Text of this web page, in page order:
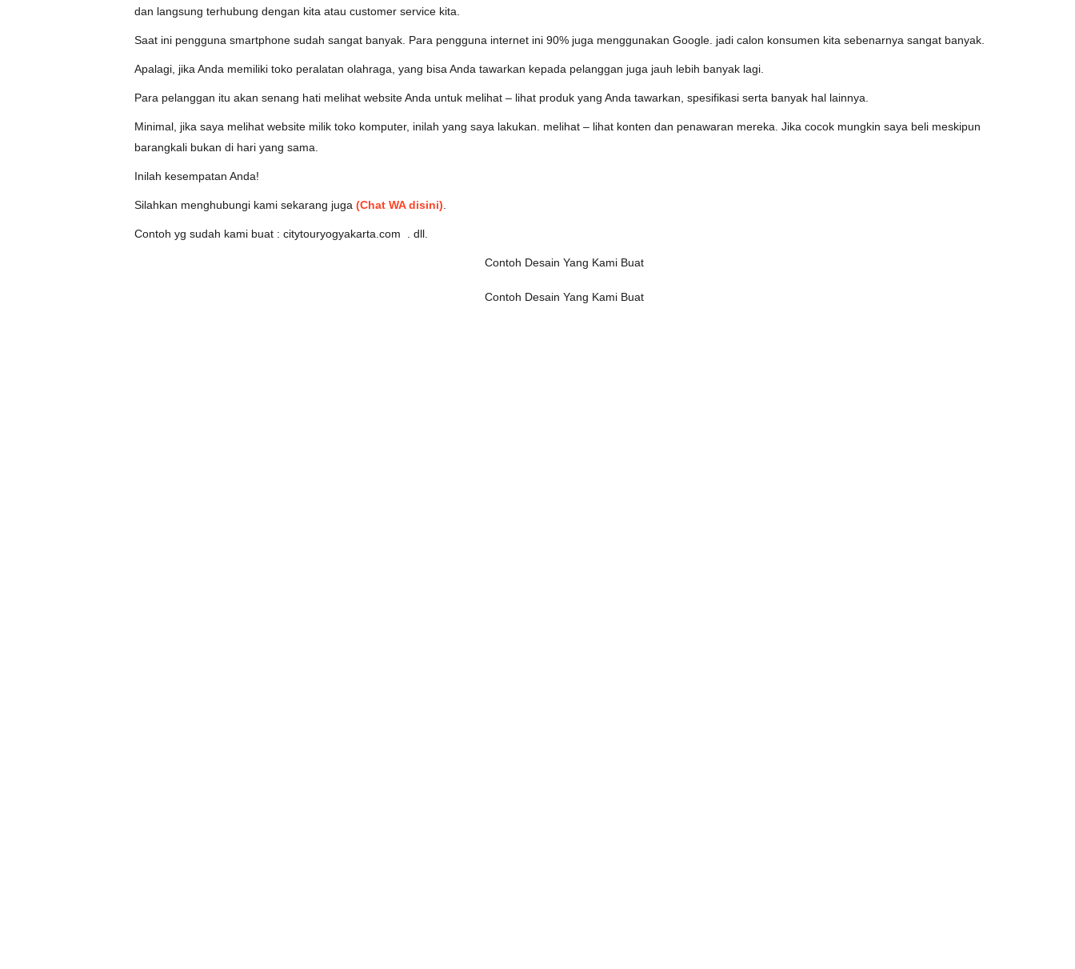
dan langsung terhubung dengan kita atau customer service kita.
Saat ini pengguna smartphone sudah sangat banyak. Para pengguna internet ini 90% juga menggunakan Google. jadi calon konsumen kita sebenarnya sangat banyak.
Apalagi, jika Anda memiliki toko peralatan olahraga, yang bisa Anda tawarkan kepada pelanggan juga jauh lebih banyak lagi.
Para pelanggan itu akan senang hati melihat website Anda untuk melihat – lihat produk yang Anda tawarkan, spesifikasi serta banyak hal lainnya.
Minimal, jika saya melihat website milik toko komputer, inilah yang saya lakukan. melihat – lihat konten dan penawaran mereka. Jika cocok mungkin saya beli meskipun
barangkali bukan di hari yang sama.
Inilah kesempatan Anda!
Silahkan menghubungi kami sekarang juga (Chat WA disini).
Contoh yg sudah kami buat : citytouryogyakarta.com . dll.
Contoh Desain Yang Kami Buat
Contoh Desain Yang Kami Buat